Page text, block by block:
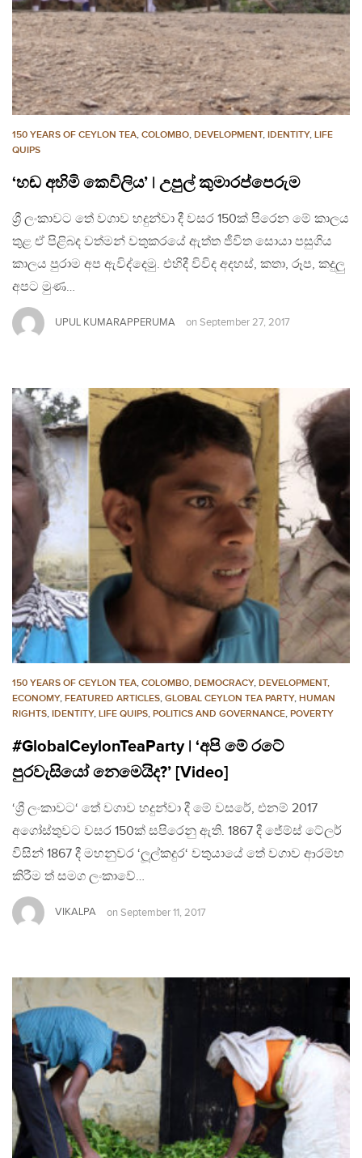
150 YEARS OF CEYLON TEA, COLOMBO, DEVELOPMENT, IDENTITY, LIFE
QUIPS
‘හඬ අහිමි කෙවිලිය’ | උපුල් කුමාරප්පෙරුම
ශ්‍රී ලංකාවට තේ වගාව හදුන්වා දී වසර 150ක් පිරෙන මේ කාලය
තුළ ඒ පිළිබද වත්මන් වතුකරයේ ඇත්ත ජීවිත සොයා පසුගිය
කාලය පුරාම අප ඇවිද්දෙමු. එහිදී විවිද අදහස්, කතා, රූප, කදුලු
අපට මුණ…
UPUL KUMARAPPERUMA on September 27, 2017
150 YEARS OF CEYLON TEA, COLOMBO, DEMOCRACY, DEVELOPMENT,
ECONOMY, FEATURED ARTICLES, GLOBAL CEYLON TEA PARTY, HUMAN
RIGHTS, IDENTITY, LIFE QUIPS, POLITICS AND GOVERNANCE, POVERTY
#GlobalCeylonTeaParty | ‘අපි මේ රටේ
පුරවැසියෝ නෙමෙයිද?’ [Video]
‘ශ්‍රී ලංකාවට‘ තේ වගාව හදුන්වා දී මේ වසරේ, එනම් 2017
අගෝස්තුවට වසර 150ක් සපිරෙනු ඇති. 1867 දී ජේම්ස් ටේලර්
විසින් 1867 දී මහනුවර ‘ලූල්කදුර‘ වතුයායේ තේ වගාව ආරම්භ
කිරීම ත් සමග ලංකාවේ…
VIKALPA on September 11, 2017